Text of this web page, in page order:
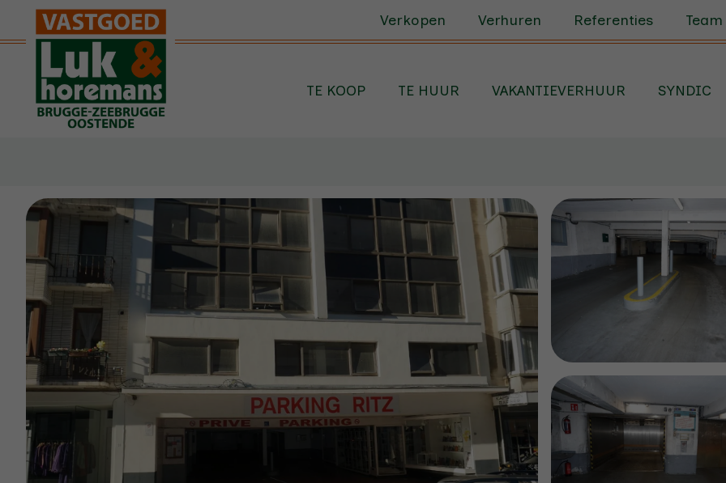
Menu overslaan en naar de inhoud gaan
Verkopen Verhuren Referenties Team
TE KOOP TE HUUR VAKANTIEVERHUUR SYNDIC